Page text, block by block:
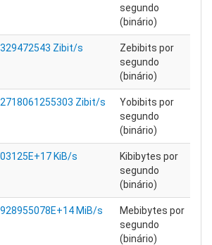
segundo
(binário)
Zibit/s
Zebibits por
segundo
(binário)
Zibit/s
Yobibits por
segundo
(binário)
KiB/s
Kibibytes por
segundo
(binário)
MiB/s
Mebibytes por
segundo
(binário)